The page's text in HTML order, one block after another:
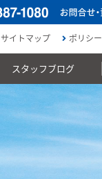
サイトマップ ポリシー
スタッフブログ